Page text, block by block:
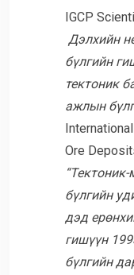
IGCP
Дэлхийн
бүлгийн
тектоник
ажлын
Ore
бүлгийн
дэд
гишүүн
бүлгийн